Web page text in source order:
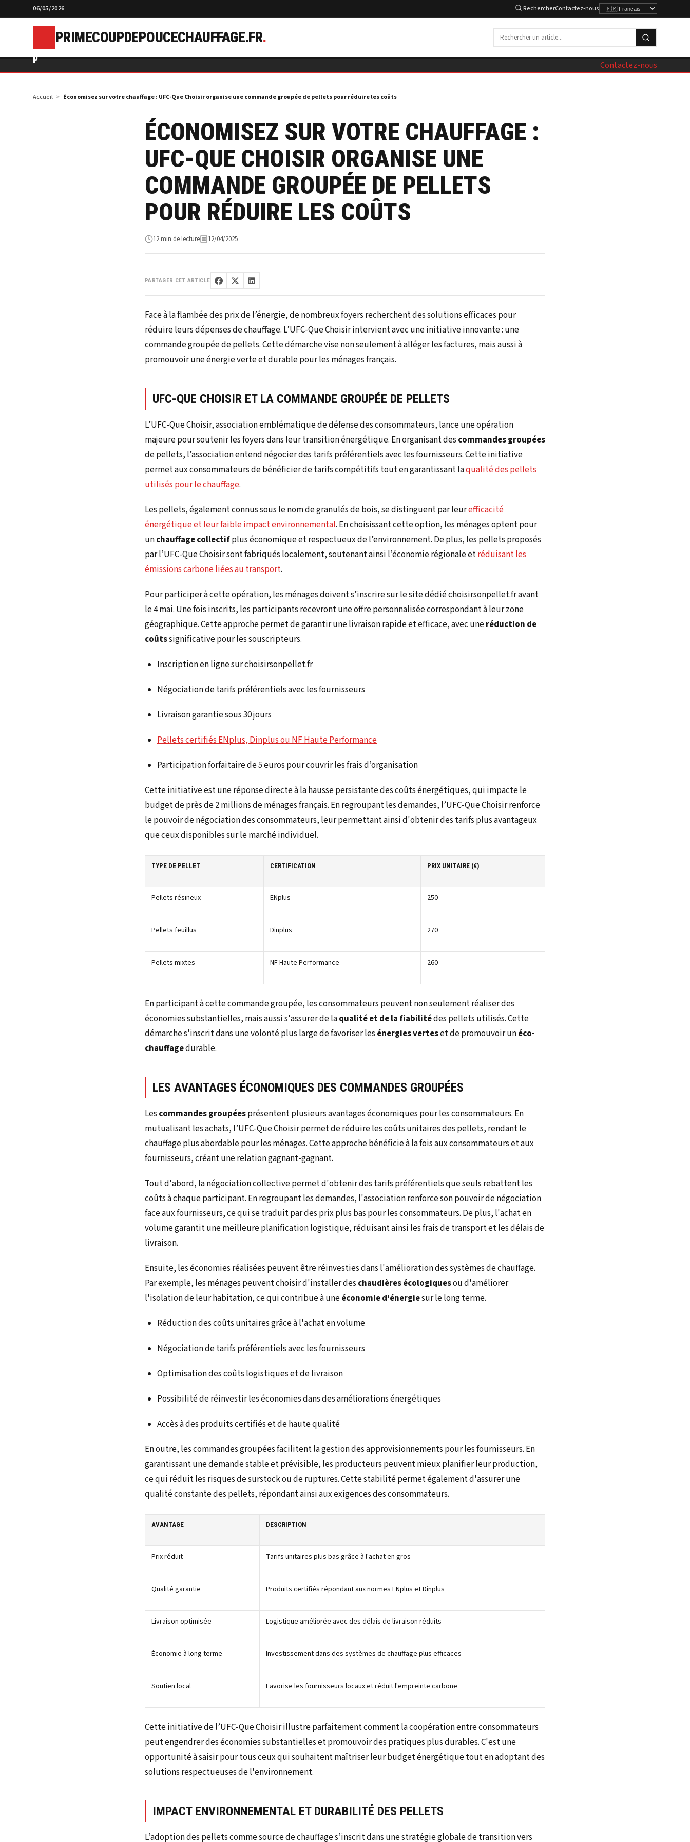
06/05/2026 RechercherContactez-nous
p
PRIMECOUPDEPOUCECHAUFFAGE.FR.
Contactez-nous
Accueil Économisez sur votre chauffage : UFC-Que Choisir organise une commande groupée de pellets pour réduire les coûts
ÉCONOMISEZ SUR VOTRE CHAUFFAGE :
UFC-QUE CHOISIR ORGANISE UNE
COMMANDE GROUPÉE DE PELLETS
POUR RÉDUIRE LES COÛTS
12 min de lecture 12/04/2025
PARTAGER CET ARTICLE
Face à la flambée des prix de l’énergie, de nombreux foyers recherchent des solutions efficaces pour
réduire leurs dépenses de chauffage. L’UFC-Que Choisir intervient avec une initiative innovante : une
commande groupée de pellets. Cette démarche vise non seulement à alléger les factures, mais aussi à
promouvoir une énergie verte et durable pour les ménages français.
UFC-QUE CHOISIR ET LA COMMANDE GROUPÉE DE PELLETS
L’UFC-Que Choisir, association emblématique de défense des consommateurs, lance une opération
majeure pour soutenir les foyers dans leur transition énergétique. En organisant des commandes groupées
de pellets, l’association entend négocier des tarifs préférentiels avec les fournisseurs. Cette initiative
permet aux consommateurs de bénéficier de tarifs compétitifs tout en garantissant laqualité des pellets
utilisés pour le chauffage.
Les pellets, également connus sous le nom de granulés de bois, se distinguent par leurefficacité
énergétique et leur faible impact environnemental. En choisissant cette option, les ménages optent pour
unchauffage collectifplus économique et respectueux de l’environnement. De plus, les pellets proposés
par l’UFC-Que Choisir sont fabriqués localement, soutenant ainsi l’économie régionale etréduisant les
émissions carbone liées au transport.
Pour participer à cette opération, les ménages doivent s’inscrire sur le site dédié choisirsonpellet.fr avant
le 4 mai. Une fois inscrits, les participants recevront une offre personnalisée correspondant à leur zone
géographique. Cette approche permet de garantir une livraison rapide et efficace, avec uneréduction de
coûtssignificative pour les souscripteurs.
Inscription en ligne sur choisirsonpellet.fr
Négociation de tarifs préférentiels avec les fournisseurs
Livraison garantie sous 30 jours
Pellets certifiés ENplus, Dinplus ou NF Haute Performance
Participation forfaitaire de 5 euros pour couvrir les frais d’organisation
Cette initiative est une réponse directe à la hausse persistante des coûts énergétiques, qui impacte le
budget de près de 2 millions de ménages français. En regroupant les demandes, l’UFC-Que Choisir renforce
le pouvoir de négociation des consommateurs, leur permettant ainsi d'obtenir des tarifs plus avantageux
que ceux disponibles sur le marché individuel.
TYPE DE PELLET CERTIFICATION PRIX UNITAIRE (€)
Pellets résineux ENplus 250
Pellets feuillus Dinplus 270
Pellets mixtes NF Haute Performance 260
En participant à cette commande groupée, les consommateurs peuvent non seulement réaliser des
économies substantielles, mais aussi s'assurer de laqualité et de la fiabilitédes pellets utilisés. Cette
démarche s'inscrit dans une volonté plus large de favoriser les énergies verteset de promouvoir unéco-
chauffagedurable.
LES AVANTAGES ÉCONOMIQUES DES COMMANDES GROUPÉES
Les commandes groupéesprésentent plusieurs avantages économiques pour les consommateurs. En
mutualisant les achats, l’UFC-Que Choisir permet de réduire les coûts unitaires des pellets, rendant le
chauffage plus abordable pour les ménages. Cette approche bénéficie à la fois aux consommateurs et aux
fournisseurs, créant une relation gagnant-gagnant.
Tout d'abord, la négociation collective permet d'obtenir des tarifs préférentiels que seuls rebattent les
coûts à chaque participant. En regroupant les demandes, l'association renforce son pouvoir de négociation
face aux fournisseurs, ce qui se traduit par des prix plus bas pour les consommateurs. De plus, l'achat en
volume garantit une meilleure planification logistique, réduisant ainsi les frais de transport et les délais de
livraison.
Ensuite, les économies réalisées peuvent être réinvesties dans l'amélioration des systèmes de chauffage.
Par exemple, les ménages peuvent choisir d'installer des chaudières écologiquesou d'améliorer
l'isolation de leur habitation, ce qui contribue à uneéconomie d'énergiesur le long terme.
Réduction des coûts unitaires grâce à l'achat en volume
Négociation de tarifs préférentiels avec les fournisseurs
Optimisation des coûts logistiques et de livraison
Possibilité de réinvestir les économies dans des améliorations énergétiques
Accès à des produits certifiés et de haute qualité
En outre, les commandes groupées facilitent la gestion des approvisionnements pour les fournisseurs. En
garantissant une demande stable et prévisible, les producteurs peuvent mieux planifier leur production,
ce qui réduit les risques de surstock ou de ruptures. Cette stabilité permet également d'assurer une
qualité constante des pellets, répondant ainsi aux exigences des consommateurs.
AVANTAGE DESCRIPTION
Prix réduit Tarifs unitaires plus bas grâce à l'achat en gros
Qualité garantie Produits certifiés répondant aux normes ENplus et Dinplus
Livraison optimisée Logistique améliorée avec des délais de livraison réduits
Économie à long terme Investissement dans des systèmes de chauffage plus efficaces
Soutien local Favorise les fournisseurs locaux et réduit l'empreinte carbone
Cette initiative de l’UFC-Que Choisir illustre parfaitement comment la coopération entre consommateurs
peut engendrer des économies substantielles et promouvoir des pratiques plus durables. C'est une
opportunité à saisir pour tous ceux qui souhaitent maîtriser leur budget énergétique tout en adoptant des
solutions respectueuses de l'environnement.
IMPACT ENVIRONNEMENTAL ET DURABILITÉ DES PELLETS
L’adoption des pellets comme source de chauffage s’inscrit dans une stratégie globale de transition vers